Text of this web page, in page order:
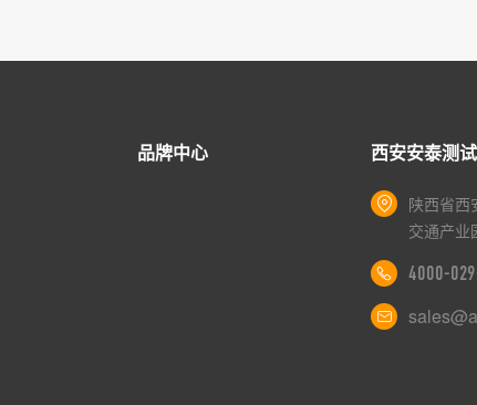
品牌中心 西安安泰测
陕西省西
交通产业
4000-